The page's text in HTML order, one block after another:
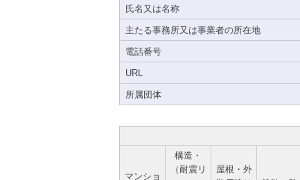
氏名又は名称
主たる事務所又は事業者の所在地
電話番号
URL
所属団体
マンショ
構造・
（耐震リ
屋根・外